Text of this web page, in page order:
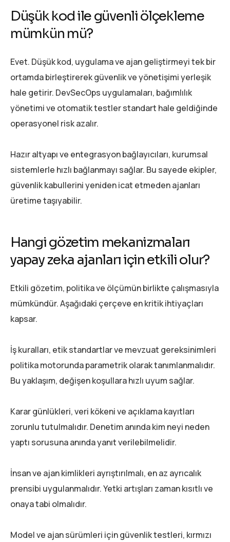
Düşük kod ile güvenli ölçekleme
mümkün mü?
Evet. Düşük kod, uygulama ve ajan geliştirmeyi tek bir
ortamda birleştirerek güvenlik ve yönetişimi yerleşik
hale getirir. DevSecOps uygulamaları, bağımlılık
yönetimi ve otomatik testler standart hale geldiğinde
operasyonel risk azalır.
Hazır altyapı ve entegrasyon bağlayıcıları, kurumsal
sistemlerle hızlı bağlanmayı sağlar. Bu sayede ekipler,
güvenlik kabullerini yeniden icat etmeden ajanları
üretime taşıyabilir.
Hangi gözetim mekanizmaları
yapay zeka ajanları için etkili olur?
Etkili gözetim, politika ve ölçümün birlikte çalışmasıyla
mümkündür. Aşağıdaki çerçeve en kritik ihtiyaçları
kapsar.
İş kuralları, etik standartlar ve mevzuat gereksinimleri
politika motorunda parametrik olarak tanımlanmalıdır.
Bu yaklaşım, değişen koşullara hızlı uyum sağlar.
Karar günlükleri, veri kökeni ve açıklama kayıtları
zorunlu tutulmalıdır. Denetim anında kim neyi neden
yaptı sorusuna anında yanıt verilebilmelidir.
İnsan ve ajan kimlikleri ayrıştırılmalı, en az ayrıcalık
prensibi uygulanmalıdır. Yetki artışları zaman kısıtlı ve
onaya tabi olmalıdır.
Model ve ajan sürümleri için güvenlik testleri, kırmızı